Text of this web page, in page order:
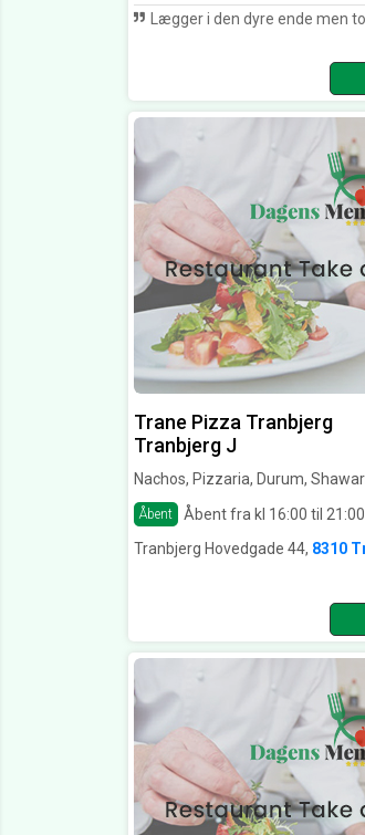
Lægger i den dyre ende men
Trane Pizza Tranbjerg
Tranbjerg J
Nachos, Pizzaria, Durum,
Åbent
Åbent fra kl 16:00 til 21:00
Tranbjerg Hovedgade 44, 8310